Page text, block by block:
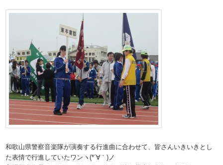
和歌山県警察音楽隊が演奏する行進曲に合わせて、皆さんいきいきとし
た表情で行進していたワンヽ(*´∀｀)ノ